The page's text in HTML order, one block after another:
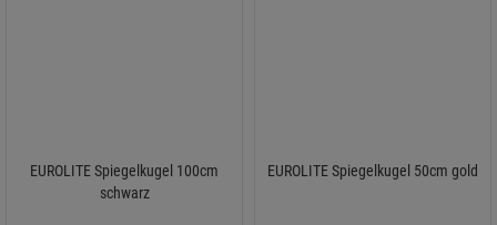
EUROLITE Spiegelkugel 100cm
schwarz
EUROLITE Spiegelkugel 50cm gold